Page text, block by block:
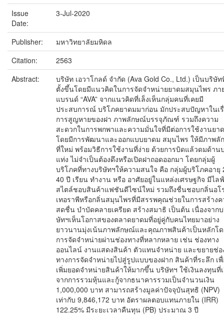
Issue
Date:
3-Jul-2020
Publisher:
มหาวิทยาลัยมหิดล
Citation:
2563
Abstract:
บริษัท เอวาโกลด์ จำกัด (Ava Gold Co., Ltd.) เป็นบริษั
ตั้งขึ้นโดยมีแนวคิดในการจัดจำหน่ายยาดมสมุนไพร ภา
แบรนด์ “AVA” จากแนวคิดที่เล็งเห็นกลุ่มคนที่เคยมี
ประสบการณ์ บริโภคยาดมมาก่อน มักประสบปัญหาในเ
การสูญหายของฝา ภาพลักษณ์บรรจุภัณฑ์ รวมถึงความ
สะดวกในการพกพาและความมั่นใจที่มีต่อการใช้งานยา
โดยมีการพัฒนาและออกแบบยาดม สมุนไพร ให้มีภาพ
ที่ใหม่ พร้อมวิธีการใช้งานที่ง่าย ด้วยการบิดแล้วดมด้าน
แท่ง ไม่จำเป็นต้องดึงหรือเปิดฝาถอดออกมา โดยกลุ่มผู้
บริโภคที่ทางบริษัทฯให้ความสนใจ คือ กลุ่มผู้บริโภคอายุ
40 ปี เรียน ทำงาน หรือ อาศัยอยู่ในแหล่งเศรษฐกิจ มีไลฟ์
สไตล์ชอบสินค้าแฟชันดีไซน์ใหม่ รวมถึงชื่นชอบกลิ่นอโ
เทอราพีหรือกลิ่นสมุนไพรที่มีสรรพคุณช่วยในการสร้าง
สดชื่น บำบัดคลายเครียด สร้างสมาธิ เป็นต้น เนื่องจาก
ษัทฯเห็นโอกาสของตลาดยาดมที่อยู่คู่กับคนไทยมาอย่าง
ยาวนานมุ่งเน้นภาพลักษณ์และคุณภาพสินค้าเป็นหลักโ
การจัดจำหน่ายผ่านช่องทางที่หลากหลาย เช่น ช่องทาง
ออนไลน์ งานแสดงสินค้า ตัวแทนจำหน่าย และขยายช่อ
ทางการจัดจำหน่ายไปสู่รูปแบบของฝาก สินค้าที่ระลึก เ
เพิ่มยอดจำหน่ายสินค้าให้มากขึ้น บริษัทฯ ใช้เงินลงทุนที่
จากการรวมหุ้นและกู้จากธนาคารรวมเป็นจำนวนเงิน
1,000,000 บาท สามารถสร้างมูลค่าปัจจุบันสุทธิ (NPV)
เท่ากับ 9,846,172 บาท อัตราผลตอบแทนภายใน (IRR)
122.25% มีระยะเวลาคืนทุน (PB) ประมาณ 3 ปี